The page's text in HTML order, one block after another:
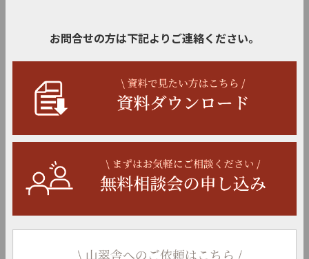
お問合せの方は下記よりご連絡ください。